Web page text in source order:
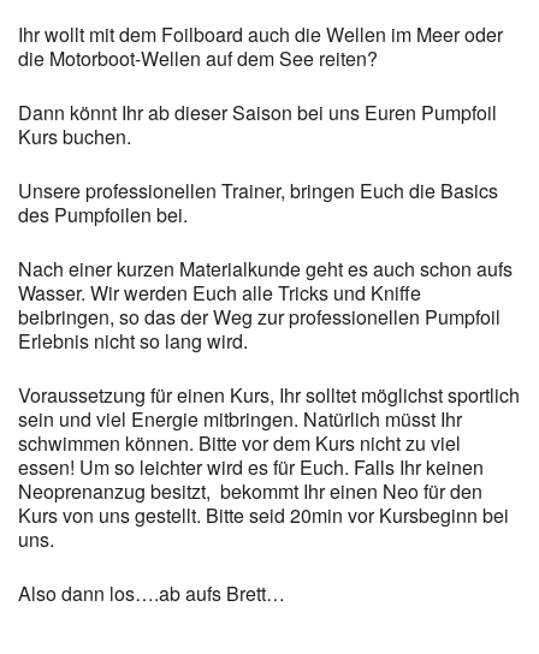
Ihr wollt mit dem Foilboard auch die Wellen im Meer oder
die Motorboot-Wellen auf dem See reiten?
Dann könnt Ihr ab dieser Saison bei uns Euren Pumpfoil
Kurs buchen.
Unsere professionellen Trainer, bringen Euch die Basics
des Pumpfoilen bei.
Nach einer kurzen Materialkunde geht es auch schon aufs
Wasser. Wir werden Euch alle Tricks und Kniffe
beibringen, so das der Weg zur professionellen Pumpfoil
Erlebnis nicht so lang wird.
Voraussetzung für einen Kurs, Ihr solltet möglichst sportlich
sein und viel Energie mitbringen. Natürlich müsst Ihr
schwimmen können. Bitte vor dem Kurs nicht zu viel
essen! Um so leichter wird es für Euch. Falls Ihr keinen
Neoprenanzug besitzt, bekommt Ihr einen Neo für den
Kurs von uns gestellt. Bitte seid 20min vor Kursbeginn bei
uns.
Also dann los….ab aufs Brett…